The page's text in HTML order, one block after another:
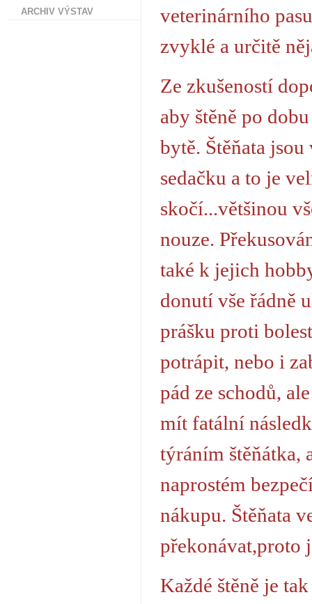
veterinárního
zvyklé a určitě
Ze zkušeností
aby štěně po
bytě. Štěňata
sedačku a to je
skočí...většinou
nouze.
také k jejich
donutí vše řádně
prášku proti
potrápit, nebo i
pád ze schodů,
mít fatální
týráním štěňátka,
naprostém
nákupu. Štěňata
překonávat,proto
Každé štěně je
ARCHIV VÝSTAV